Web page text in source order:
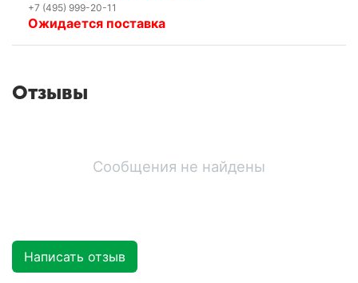
+7 (495) 999-20-11
Ожидается поставка
Отзывы
Сообщения не найдены
Написать отзыв